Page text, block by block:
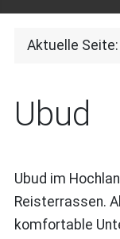
Aktuelle Seite:
Ubud
Ubud im
Reisterrassen.
komfortable